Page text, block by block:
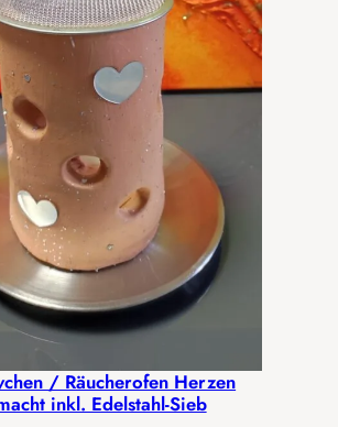
/ Räucherofen Herzen
inkl. Edelstahl-Sieb